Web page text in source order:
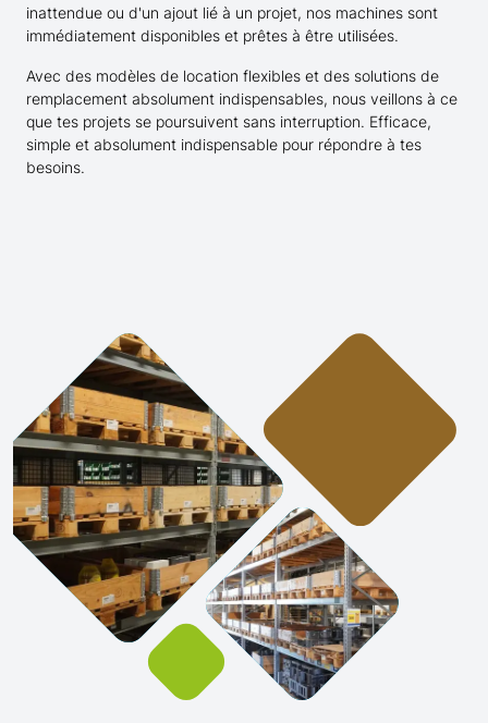
inattendue ou d'un ajout lié à un projet, nos machines sont
immédiatement disponibles et prêtes à être utilisées.
Avec des modèles de location flexibles et des solutions de
remplacement absolument indispensables, nous veillons à ce
que tes projets se poursuivent sans interruption. Efficace,
simple et absolument indispensable pour répondre à tes
besoins.